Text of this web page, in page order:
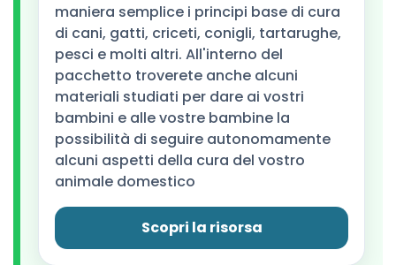
maniera semplice i principi base di cura
di cani, gatti, criceti, conigli, tartarughe,
pesci e molti altri. All'interno del
pacchetto troverete anche alcuni
materiali studiati per dare ai vostri
bambini e alle vostre bambine la
possibilità di seguire autonomamente
alcuni aspetti della cura del vostro
animale domestico
Scopri la risorsa